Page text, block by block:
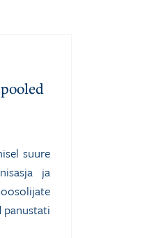
suure
ja
panustati